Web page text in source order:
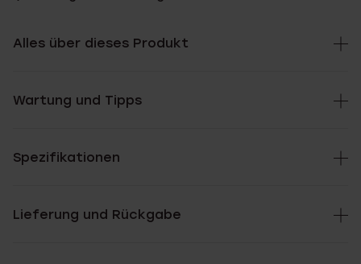
Alles über dieses Produkt
Wartung und Tipps
Spezifikationen
Lieferung und Rückgabe